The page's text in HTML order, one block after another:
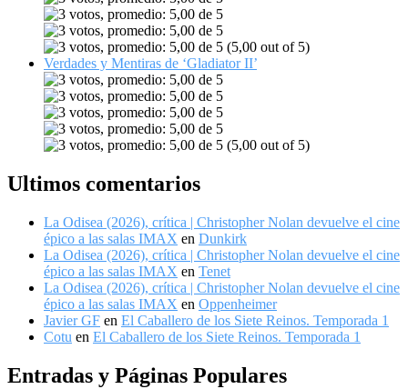
(5,00 out of 5)
Verdades y Mentiras de ‘Gladiator II’
(5,00 out of 5)
Ultimos comentarios
La Odisea (2026), crítica | Christopher Nolan devuelve el cine
épico a las salas IMAX en Dunkirk
La Odisea (2026), crítica | Christopher Nolan devuelve el cine
épico a las salas IMAX en Tenet
La Odisea (2026), crítica | Christopher Nolan devuelve el cine
épico a las salas IMAX en Oppenheimer
Javier GF en El Caballero de los Siete Reinos. Temporada 1
Cotu en El Caballero de los Siete Reinos. Temporada 1
Entradas y Páginas Populares